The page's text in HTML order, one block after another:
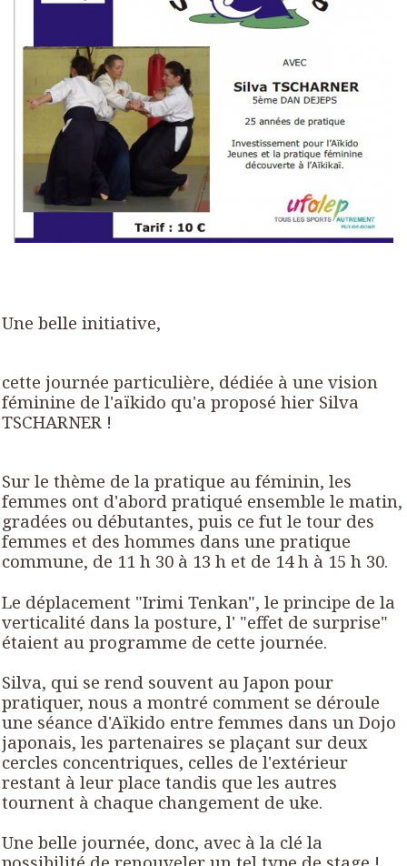
Une belle initiative,
cette journée particulière, dédiée à une vision
féminine de l'aïkido qu'a proposé hier Silva
TSCHARNER !
Sur le thème de la pratique au féminin, les
femmes ont d'abord pratiqué ensemble le matin,
gradées ou débutantes, puis ce fut le tour des
femmes et des hommes dans une pratique
commune, de 11 h 30 à 13 h et de 14 h à 15 h 30.
Le déplacement "Irimi Tenkan", le principe de la
verticalité dans la posture, l' "effet de surprise"
étaient au programme de cette journée.
Silva, qui se rend souvent au Japon pour
pratiquer, nous a montré comment se déroule
une séance d'Aïkido entre femmes dans un Dojo
japonais, les partenaires se plaçant sur deux
cercles concentriques, celles de l'extérieur
restant à leur place tandis que les autres
tournent à chaque changement de uke.
Une belle journée, donc, avec à la clé la